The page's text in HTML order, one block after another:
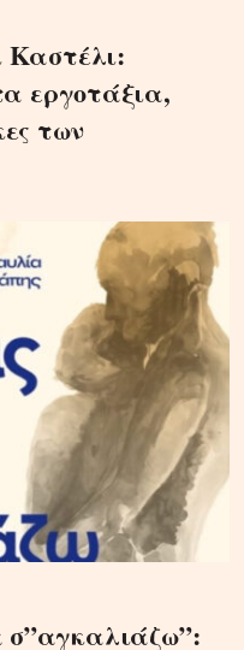
εργοτάξια,
των
σ”αγκαλιάζω”: